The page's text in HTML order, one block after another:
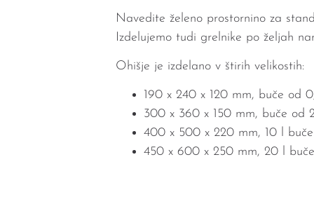
Navedite želeno prostornino za
Izdelujemo tudi grelnike po željah
Ohišje je izdelano v štirih velikostih:
190 x 240 x 120 mm, buče od
300 x 360 x 150 mm, buče od
400 x 500 x 220 mm, 10 l buče
450 x 600 x 250 mm, 20 l buče